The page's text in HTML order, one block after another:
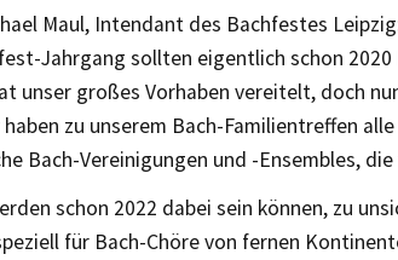
Maul, Intendant des Bachfestes
Jahrgang sollten eigentlich schon
unser großes Vorhaben vereitelt, doch
zu unserem Bach-Familientreffen
Bach-Vereinigungen und -Ensembles,
schon 2022 dabei sein können, zu
für Bach-Chöre von fernen